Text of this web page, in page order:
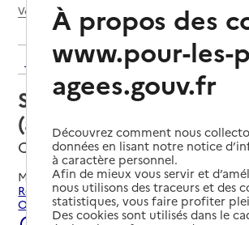
Voir le fil d’Ariane
Retour aux résultats de l'annuaire
Service autonomie à
(aide) – Services ADMR
Oraison, ALPES-DE-HAUTE-
Mis à jour le22/07/2026
Rechercher les établissements et
Oraison.
À propos des
www.pour-les-
agees.gouv.fr
Découvrez comment nous
données en lisant notre notice
à caractère personnel.
Afin de mieux vous servir et
nous utilisons des traceurs et des
statistiques, vous faire profiter
Des cookies sont utilisés dans le